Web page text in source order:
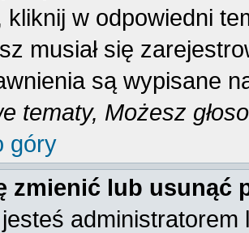
kliknij w odpowiedni
musiał się
są wypisane
tematy, Możesz
góry
zmienić lub usunąć